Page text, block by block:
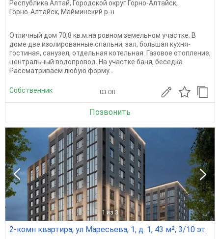
Республика Алтай, Городской округ Горно-Алтайск,
Горно-Алтайск, Майминский р-н
Отличный дом 70,8 кв.м.на ровном земельном участке. В
доме две изолированные спальни, зал, большая кухня-
гостиная, санузел, отдельная котельная. Газовое отопление,
центральный водопровод. На участке баня, беседка.
Рассматриваем любую форму...
Собственник 03.08
Позвонить
1 из 3
2-комн квартира, ул Маресьева, 1, д. 1, 43 м², 3/10 эт.